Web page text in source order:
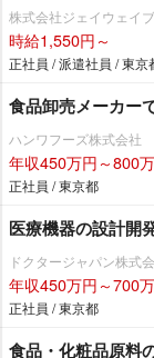
株式会社ジェイウェイブ
時給1,550円～
正社員 / 派遣社員 / 東京
食品卸売メーカー
ハンワフーズ株式会社
年収450万円～800
正社員 / 東京都
医療機器の設計開
ドクタージャパン株式
年収450万円～700
正社員 / 東京都
食品・化粧品原料